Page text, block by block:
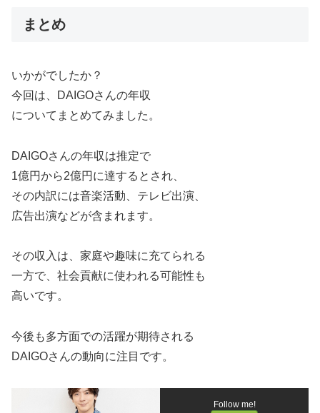
まとめ
いかがでしたか？
今回は、DAIGOさんの年収
についてまとめてみました。
DAIGOさんの年収は推定で
1億円から2億円に達するとされ、
その内訳には音楽活動、テレビ出演、
広告出演などが含まれます。
その収入は、家庭や趣味に充てられる
一方で、社会貢献に使われる可能性も
高いです。
今後も多方面での活躍が期待される
DAIGOさんの動向に注目です。
Follow me!